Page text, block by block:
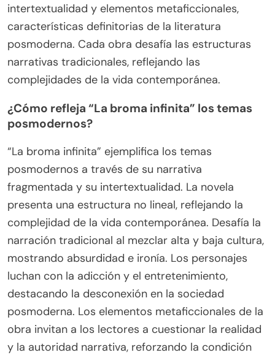
intertextualidad y elementos metaficcionales,
características definitorias de la literatura
posmoderna. Cada obra desafía las estructuras
narrativas tradicionales, reflejando las
complejidades de la vida contemporánea.
¿Cómo refleja “La broma infinita” los temas
posmodernos?
“La broma infinita” ejemplifica los temas
posmodernos a través de su narrativa
fragmentada y su intertextualidad. La novela
presenta una estructura no lineal, reflejando la
complejidad de la vida contemporánea. Desafía la
narración tradicional al mezclar alta y baja cultura,
mostrando absurdidad e ironía. Los personajes
luchan con la adicción y el entretenimiento,
destacando la desconexión en la sociedad
posmoderna. Los elementos metaficcionales de la
obra invitan a los lectores a cuestionar la realidad
y la autoridad narrativa, reforzando la condición